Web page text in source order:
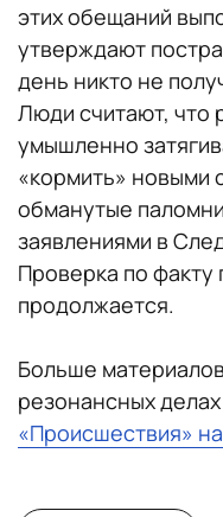
этих обещаний
утверждают
день никто не
Люди считают,
умышленно
«кормить» новыми
обманутые
заявлениями в
Проверка по
продолжается.
Больше
резонансных
«Происшествия»